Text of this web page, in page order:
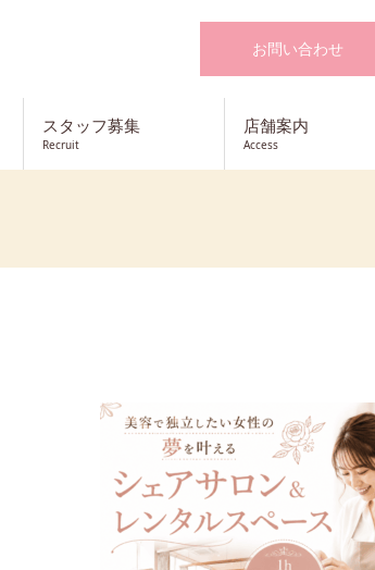
お問い合わせ
スタッフ募集
Recruit
店舗案内
Access